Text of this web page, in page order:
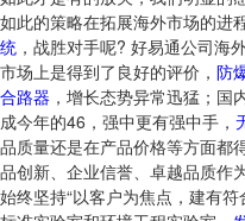
如此的策略在拓展海外市场的进
统 ，战胜对手呢? 好易通公司海
市场上是得到了良好的评价， 防
合路器 ，增长态势异常迅猛；
成今年的46，强中更有强中手，
品质量还是在产品价格等方面都
品创新、企业信誉、卓越品质作
始终坚持“以客户为焦点，建有